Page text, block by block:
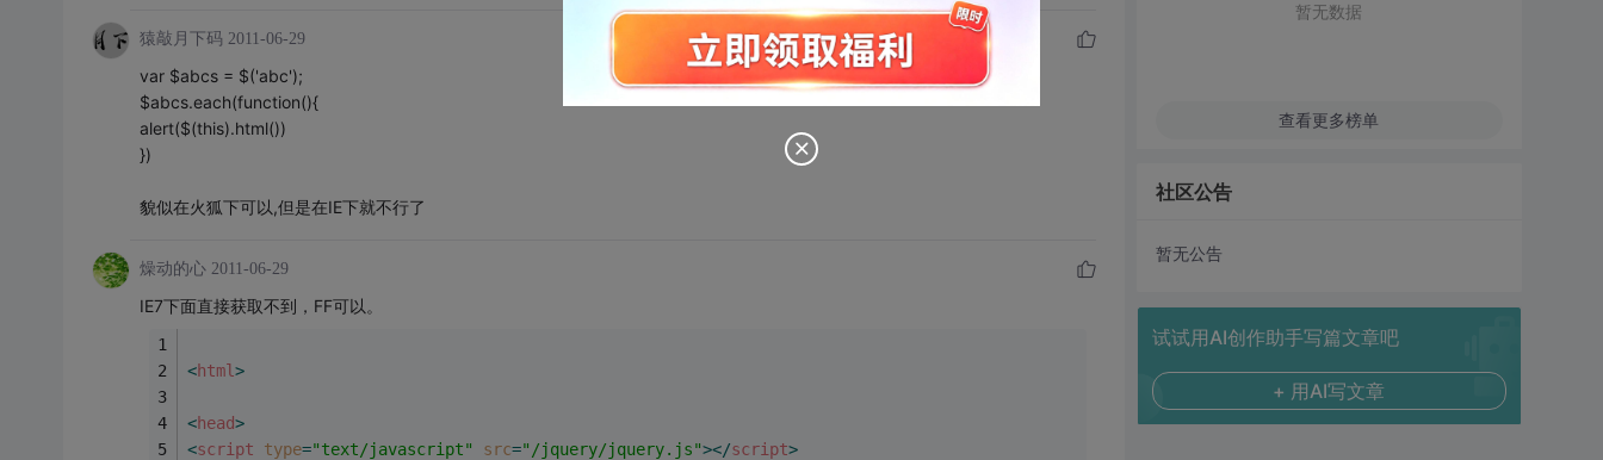
猿敲月下码 2011-06-29
var $abcs = $('abc');
$abcs.each(function(){
alert($(this).html())
})
貌似在火狐下可以,但是在IE下就不行了
燥动的心 2011-06-29
IE7下面直接获取不到，FF可以。
<html >
<head>
<script type="text/javascript" src="/jquery/jquery.js"></script>
暂无数据
查看更多榜单
社区公告
暂无公告
试试用AI创作助手写篇文章吧
+ 用AI写文章